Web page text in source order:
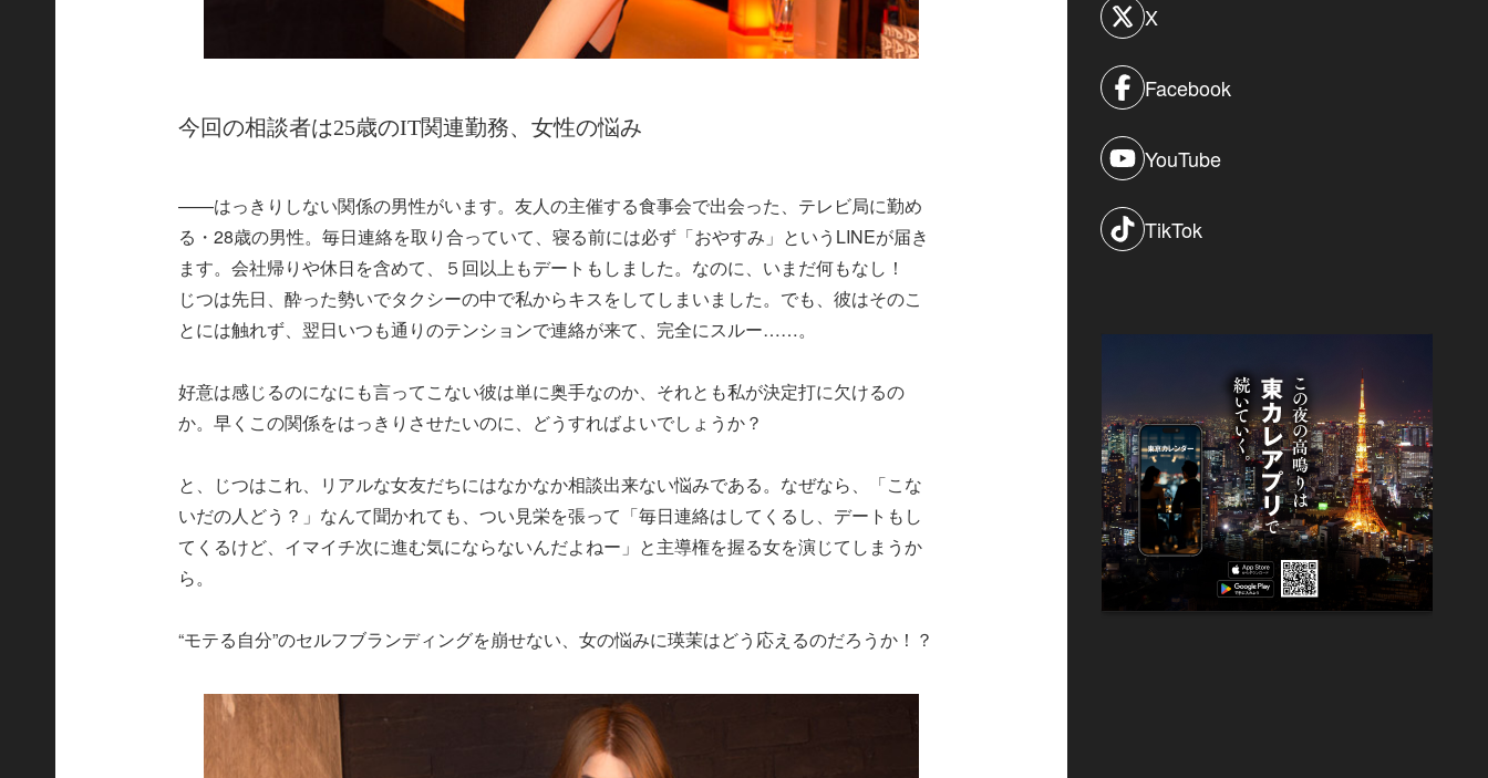
今回の相談者は25歳のIT関連勤務、女性の悩み
——はっきりしない関係の男性がいます。友人の主催する食事会で出会った、テレビ局に勤め
る・28歳の男性。毎日連絡を取り合っていて、寝る前には必ず「おやすみ」というLINEが届き
ます。会社帰りや休日を含めて、５回以上もデートもしました。なのに、いまだ何もなし！
じつは先日、酔った勢いでタクシーの中で私からキスをしてしまいました。でも、彼はそのこ
とには触れず、翌日いつも通りのテンションで連絡が来て、完全にスルー……。
好意は感じるのになにも言ってこない彼は単に奥手なのか、それとも私が決定打に欠けるの
か。早くこの関係をはっきりさせたいのに、どうすればよいでしょうか？
と、じつはこれ、リアルな女友だちにはなかなか相談出来ない悩みである。なぜなら、「こな
いだの人どう？」なんて聞かれても、つい見栄を張って「毎日連絡はしてくるし、デートもし
てくるけど、イマイチ次に進む気にならないんだよねー」と主導権を握る女を演じてしまうか
ら。
“モテる自分”のセルフブランディングを崩せない、女の悩みに瑛茉はどう応えるのだろうか！？
X
Facebook
YouTube
TikTok